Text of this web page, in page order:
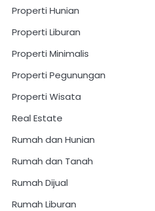
Properti Hunian
Properti Liburan
Properti Minimalis
Properti Pegunungan
Properti Wisata
Real Estate
Rumah dan Hunian
Rumah dan Tanah
Rumah Dijual
Rumah Liburan